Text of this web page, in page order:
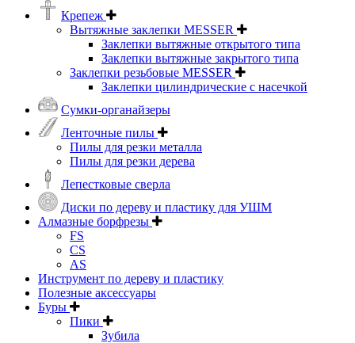
Крепеж
Вытяжные заклепки MESSER
Заклепки вытяжные открытого типа
Заклепки вытяжные закрытого типа
Заклепки резьбовые MESSER
Заклепки цилиндрические с насечкой
Сумки-органайзеры
Ленточные пилы
Пилы для резки металла
Пилы для резки дерева
Лепестковые сверла
Диски по дереву и пластику для УШМ
Алмазные борфрезы
FS
CS
AS
Инструмент по дереву и пластику
Полезные аксессуары
Буры
Пики
Зубила